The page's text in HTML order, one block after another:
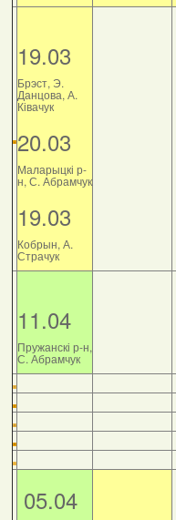
19.03
Брэст, Э.
Данцова, А.
Ківачук
20.03
Маларыцкі р-
н, С. Абрамчук
19.03
Кобрын, А.
Страчук
11.04
Пружанскі р-н,
С. Абрамчук
05.04